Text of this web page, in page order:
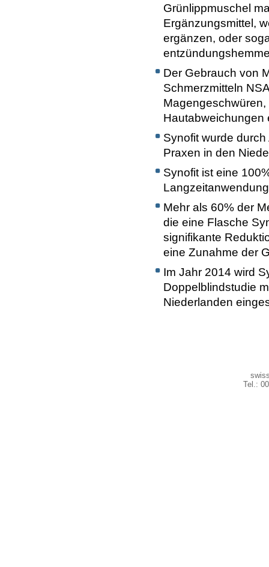
Grünlippmuschel
Ergänzungsmittel,
ergänzen, oder
Der Gebrauch von
Schmerzmitteln
Hautabweichungen
Synofit wurde
Praxen in den
Synofit ist eine
Mehr als 60% der
die eine Flasche
signifikante
eine Zunahme der
Im Jahr 2014 wird
Doppelblindstudie
Niederlanden
Tel.: